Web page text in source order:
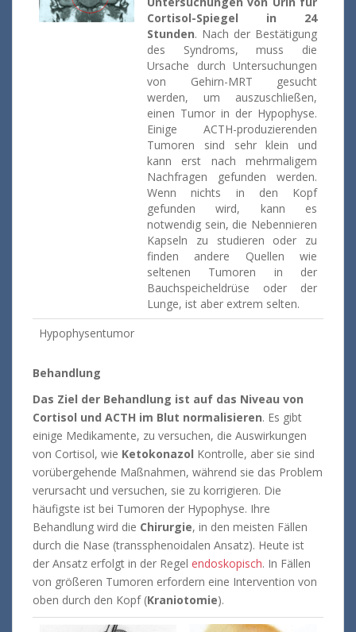
Cortisol-Spiegel in 24
Stunden. Nach der Bestätigung
des Syndroms, muss die
Ursache durch Untersuchungen
von Gehirn-MRT gesucht
werden, um auszuschließen,
einen Tumor in der Hypophyse.
Einige ACTH-produzierenden
Tumoren sind sehr klein und
kann erst nach mehrmaligem
Nachfragen gefunden werden.
Wenn nichts in den Kopf
gefunden wird, kann es
notwendig sein, die Nebennieren
Kapseln zu studieren oder zu
finden andere Quellen wie
seltenen Tumoren in der
Bauchspeicheldrüse oder der
Lunge, ist aber extrem selten.
Hypophysentumor
Behandlung
Das Ziel der Behandlung ist auf das Niveau von
Cortisol und ACTH im Blut normalisieren. Es gibt
einige Medikamente, zu versuchen, die Auswirkungen
von Cortisol, wie Ketokonazol Kontrolle, aber sie sind
vorübergehende Maßnahmen, während sie das Problem
verursacht und versuchen, sie zu korrigieren. Die
häufigste ist bei Tumoren der Hypophyse. Ihre
Behandlung wird die Chirurgie, in den meisten Fällen
durch die Nase (transsphenoidalen Ansatz). Heute ist
der Ansatz erfolgt in der Regel endoskopisch. In Fällen
von größeren Tumoren erfordern eine Intervention von
oben durch den Kopf (Kraniotomie).